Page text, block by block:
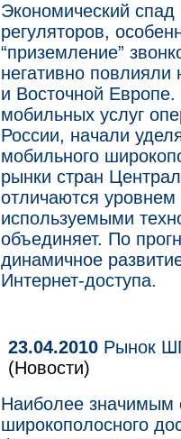
Экономический
регуляторов,
“приземление”
негативно
и Восточной
мобильных услуг
России, начали
мобильного
рынки стран
отличаются
используемыми
объединяет. По
динамичное
Интернет-доступа.
23.04.2010 Рынок
(Новости)
Наиболее значимым
широкополосного